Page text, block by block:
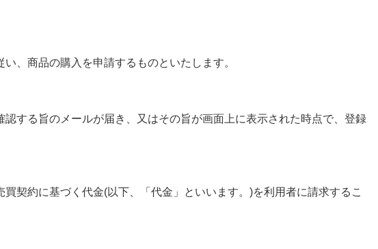
、商品の購入を申請するものといたします。
する旨のメールが届き、又はその旨が画面上に表示された時点で、登録
契約に基づく代金(以下、「代金」といいます。)を利用者に請求するこ